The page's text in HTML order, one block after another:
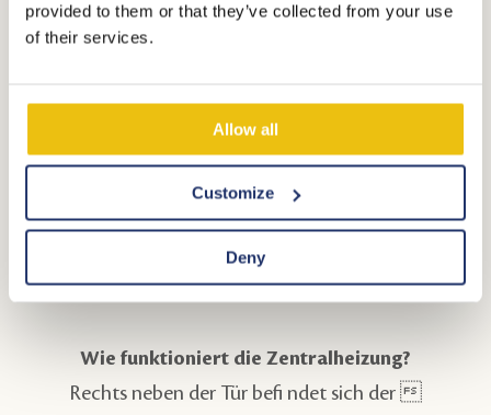
provided to them or that they’ve collected from your use
of their services.
Allow all
Customize
Deny
Salatbesteck
Flaschenöffner
6 x 1 pers. Molton
Grill
Gebrauchsanleitung
Wie funktioniert die Zentralheizung?
Rechts neben der Tür befi ndet sich der